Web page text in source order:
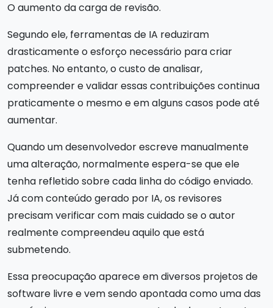
O aumento da carga de revisão.
Segundo ele, ferramentas de IA reduziram
drasticamente o esforço necessário para criar
patches. No entanto, o custo de analisar,
compreender e validar essas contribuições continua
praticamente o mesmo e em alguns casos pode até
aumentar.
Quando um desenvolvedor escreve manualmente
uma alteração, normalmente espera-se que ele
tenha refletido sobre cada linha do código enviado.
Já com conteúdo gerado por IA, os revisores
precisam verificar com mais cuidado se o autor
realmente compreendeu aquilo que está
submetendo.
Essa preocupação aparece em diversos projetos de
software livre e vem sendo apontada como uma das